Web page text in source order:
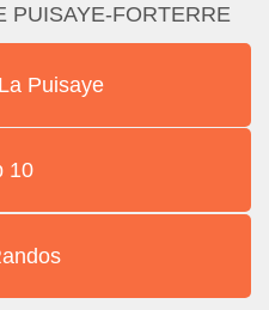
PUISAYE-FORTERRE
Puisaye
10